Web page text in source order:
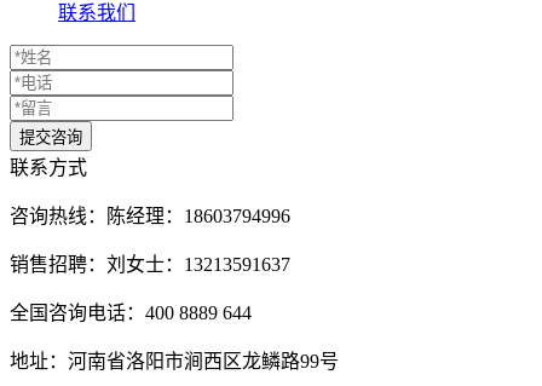
联系我们
联系方式
咨询热线： 陈经理：18603794996
销售招聘：刘女士：13213591637
全国咨询电话：400 8889 644
地址：河南省洛阳市涧西区龙鳞路99号